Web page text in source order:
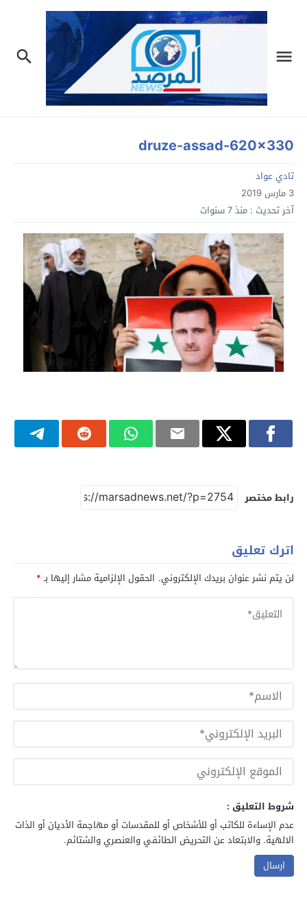
druze-assad-620×330
تادي عواد
3 مارس 2019
آخر تحديث : منذ 7 سنوات
رابط مختصر
اترك تعليق
لن يتم نشر عنوان بريدك الإلكتروني. الحقول الإلزامية مشار إليها بـ*
شروط التعليق :
عدم الإساءة للكاتب أو للأشخاص أو للمقدسات أو مهاجمة الأديان أو الذات
الالهية. والابتعاد عن التحريض الطائفي والعنصري والشتائم.